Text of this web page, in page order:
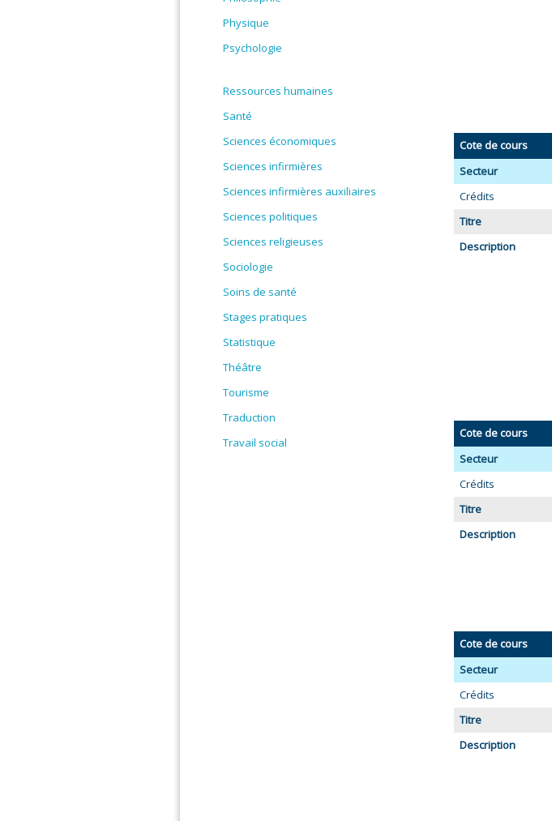
Physique
Psychologie
Ressources humaines
Santé
Sciences économiques
Sciences infirmières
Sciences infirmières auxiliaires
Sciences politiques
Sciences religieuses
Sociologie
Soins de santé
Stages pratiques
Statistique
Théâtre
Tourisme
Traduction
Travail social
Cote de cours
Secteur
Crédits
Titre
Description
Cote de cours
Secteur
Crédits
Titre
Description
Cote de cours
Secteur
Crédits
Titre
Description